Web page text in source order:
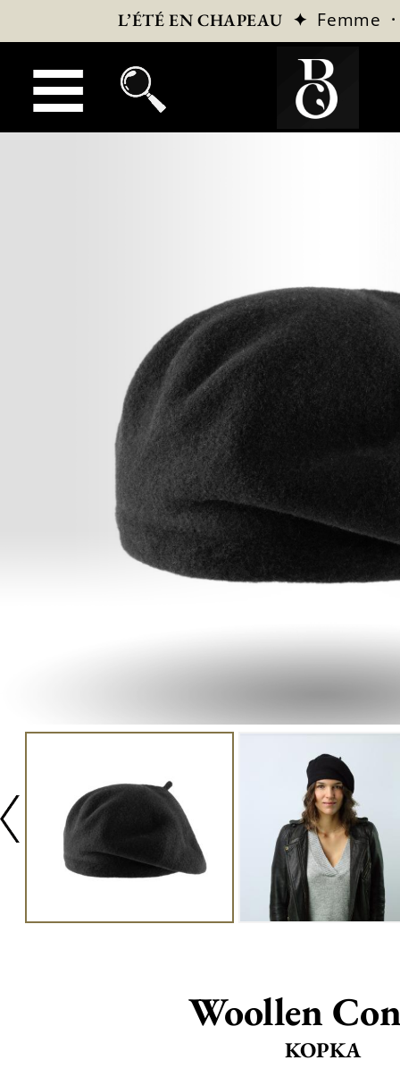
L’ÉTÉ EN CHAPEAU ✦ Femme
Woollen
KOPKA